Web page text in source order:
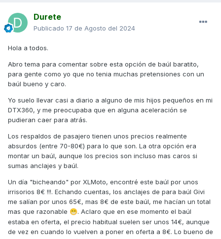
Durete
Publicado 17 de Agosto del 2024
Hola a todos.
Abro tema para comentar sobre esta opción de baúl baratito,
para gente como yo que no tenia muchas pretensiones con un
baúl bueno y caro.
Yo suelo llevar casi a diario a alguno de mis hijos pequeños en mi
DTX360, y me preocupaba que en alguna aceleración se
pudieran caer para atrás.
Los respaldos de pasajero tienen unos precios realmente
absurdos (entre 70-80€) para lo que son. La otra opción era
montar un baúl, aunque los precios son incluso mas caros si
sumas anclajes y baúl.
Un día "bicheando" por XLMoto, encontré este baúl por unos
irrisorios 8€ !!!. Echando cuentas, los anclajes de para baúl Givi
me salían por unos 65€, mas 8€ de este baúl, me hacían un total
mas que razonable 😁. Aclaro que en ese momento el baúl
estaba en oferta, el precio habitual suelen ser unos 14€, aunque
de vez en cuando lo vuelven a poner en oferta a 8€. Lo bueno de